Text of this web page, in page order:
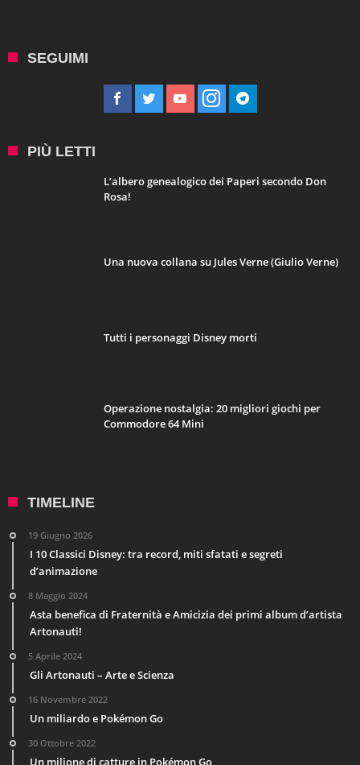
SEGUIMI
PIÙ LETTI
L’albero genealogico dei Paperi secondo Don
Rosa!
Una nuova collana su Jules Verne (Giulio Verne)
Tutti i personaggi Disney morti
Operazione nostalgia: 20 migliori giochi per
Commodore 64 Mini
TIMELINE
19 Giugno 2026
I 10 Classici Disney: tra record, miti sfatati e segreti
d’animazione
8 Maggio 2024
Asta benefica di Fraternità e Amicizia dei primi album d’artista
Artonauti!
5 Aprile 2024
Gli Artonauti – Arte e Scienza
16 Novembre 2022
Un miliardo e Pokémon Go
30 Ottobre 2022
Un milione di catture in Pokémon Go